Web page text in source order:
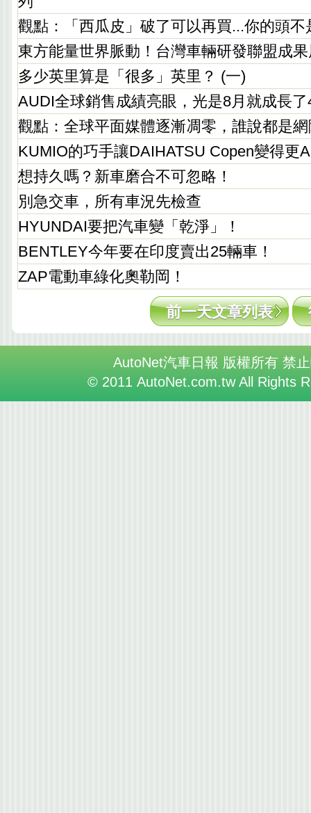
觀點：「西瓜皮」破了可以再買...你的頭不
東方能量世界脈動！台灣車輛研發聯盟成
多少英里算是「很多」英里？ (一)
AUDI全球銷售成績亮眼，光是8月就成長
觀點：全球平面媒體逐漸凋零，誰說都是
KUMIO的巧手讓DAIHATSU Copen變得更
想持久嗎？新車磨合不可忽略！
別急交車，所有車況先檢查
HYUNDAI要把汽車變「乾淨」！
BENTLEY今年要在印度賣出25輛車！
ZAP電動車綠化奧勒岡！
前一天文章列表
AutoNet汽車日報 版權所有 禁
© 2011 AutoNet.com.tw All Rights